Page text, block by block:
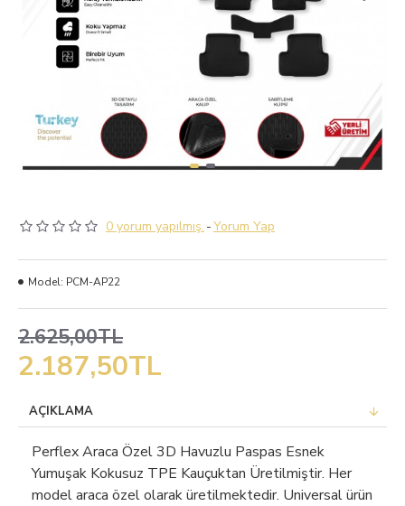
0 yorum yapılmış. -Yorum Yap
2.187,50TL
2.625,00TL
Model: PCM-AP22
AÇIKLAMA
Perflex Araca Özel 3D Havuzlu Paspas Esnek
Yumuşak Kokusuz TPE Kauçuktan Üretilmiştir. Her
model araca özel olarak üretilmektedir. Universal ürün